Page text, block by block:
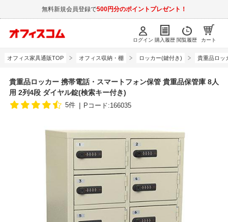
無料新規会員登録で500円分のポイントプレゼント！
ログイン 購入履歴 閲覧履歴 カート
オフィス家具通販TOP オフィス収納・棚 ロッカー(鍵付き) 貴重品ロッ
貴重品ロッカー 携帯電話・スマートフォン保管 貴重品保管庫 8人
用 2列4段 ダイヤル錠(検索キー付き)
5件 Pコード:166035